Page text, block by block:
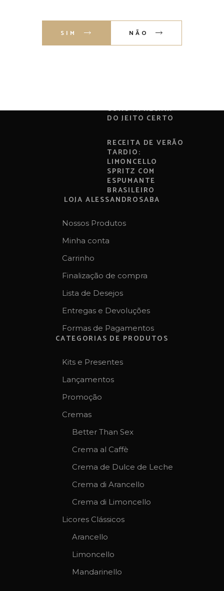
SIM NÃO
DIA DOS
NAMORADOS 2026:
5 EXPERIÊNCIAS
PREMIUM COM
COMO APRECIAR
DO JEITO CERTO
RECEITA DE VERÃO
TARDIO:
LIMONCELLO
SPRITZ COM
ESPUMANTE
BRASILEIRO
LOJA ALESSANDROSABA
Nossos Produtos
Minha conta
Carrinho
Finalização de compra
Lista de Desejos
Entregas e Devoluções
Formas de Pagamentos
CATEGORIAS DE PRODUTOS
Kits e Presentes
Lançamentos
Promoção
Cremas
Better Than Sex
Crema al Caffè
Crema de Dulce de Leche
Crema di Arancello
Crema di Limoncello
Licores Clássicos
Arancello
Limoncello
Mandarinello